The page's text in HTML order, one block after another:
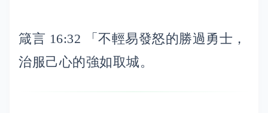
箴言 16:32 「不輕易發怒的勝過勇士，
治服己心的強如取城。